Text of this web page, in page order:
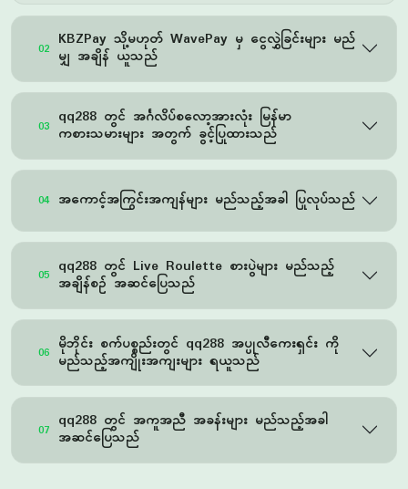
qq288 တွင် အင်္ဂလိပ်စလော့အားလုံး မြန်မာ
ကစားသမားများ အတွက် ခွင့်ပြုထားသည်
အကောင့်အကြွင်းအကျန်များ မည်သည့်အခါ ပြုလုပ်သည်
qq288 တွင် Live Roulette စားပွဲများ မည်သည့်
မိုဘိုင်း စက်ပစ္စည်းတွင် qq288 အပ္ပုလီကေးရှင်း ကို
မည်သည့်အကျိုးအကျးများ ရယူသည်
qq288 တွင် အကူအညီ အခန်းများ မည်သည့်အခါ
အဆင်ပြေသည်